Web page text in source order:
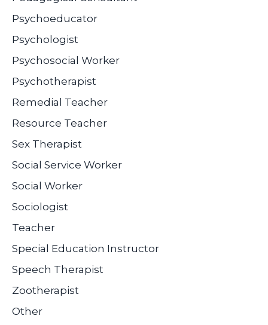
Psychoeducator
Psychologist
Psychosocial Worker
Psychotherapist
Remedial Teacher
Resource Teacher
Sex Therapist
Social Service Worker
Social Worker
Sociologist
Teacher
Special Education Instructor
Speech Therapist
Zootherapist
Other